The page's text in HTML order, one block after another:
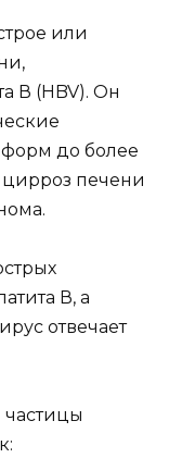
или
В (HBV). Он
до более
цирроз печени
В, а
отвечает
частицы